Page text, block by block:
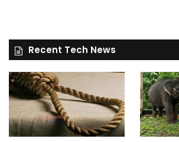
Recent Tech News